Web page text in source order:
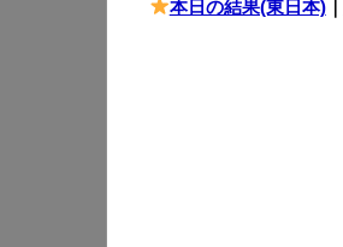
本日の結果(東日本)｜